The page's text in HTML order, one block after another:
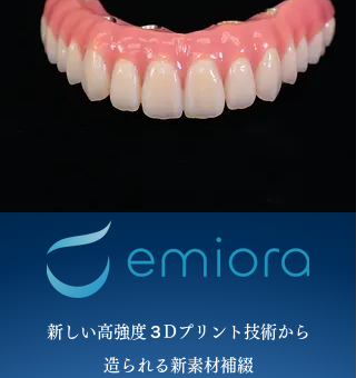
新しい高強度３Dプリント技術から
造られる新素材補綴